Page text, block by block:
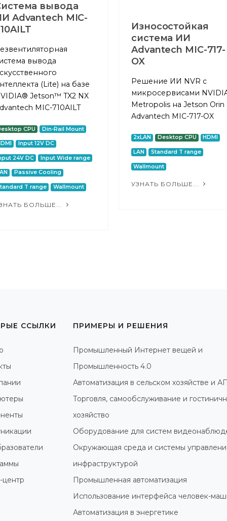
вывода
Advantech MIC-
вывода
(Lite) на базе
Jetson™ TX2 NX
MIC-710AILT
CPU Din-Rail Mount
Input 12V DC
24V DC Input Wide range
Passive Cooling
T range Wallmount
БОЛЬШЕ...
Износостойкая
система ИИ
Advantech MIC-717-
OX
Решение ИИ NVR с
микросервисами
Metropolis на Jetson Orin
Advantech MIC-717-OX
2xLAN Desktop CPU HDMI
LAN Standard T range
Wallmount
УЗНАТЬ БОЛЬШЕ...
ССЫЛКИ
центр
ПРИМЕРЫ И РЕШЕНИЯ
Промышленный Интернет вещей и
Промышленность 4.0
Автоматизация в сельском хозяйстве и
Торговля, самообслуживание и
хозяйство
Оборудование для систем
Окружающая среда и системы
инфраструктурой
Промышленная автоматизация
Использование интерфейса человек-
Автоматизация в энергетике